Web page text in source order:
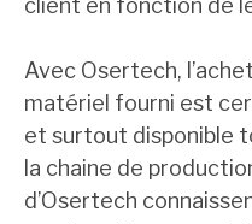
client en fonction de
Avec Osertech,
matériel fourni est
et surtout disponible
la chaine de
d’Osertech